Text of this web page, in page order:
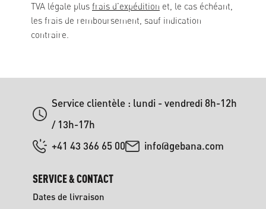
TVA légale plus frais d'expédition et, le cas échéant,
les frais de remboursement, sauf indication
contraire.
Service clientèle : lundi - vendredi 8h-12h
/ 13h-17h
+41 43 366 65 00
info@gebana.com
SERVICE & CONTACT
Dates de livraison